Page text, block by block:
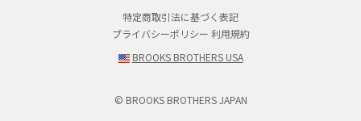
特定商取引法に基づく表記
プライバシーポリシー 利用規約
BROOKS BROTHERS USA
© BROOKS BROTHERS JAPAN